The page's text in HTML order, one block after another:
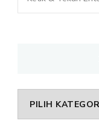
Sesuatu?
DAFTAR
MENU